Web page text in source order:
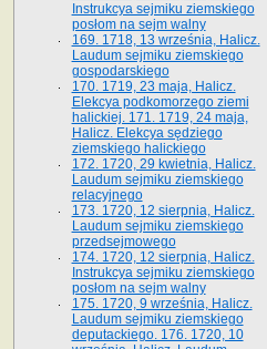
Instrukcya sejmiku ziemskiego
posłom na sejm walny
169. 1718, 13 września, Halicz.
Laudum sejmiku ziemskiego
gospodarskiego
170. 1719, 23 maja, Halicz.
Elekcya podkomorzego ziemi
halickiej. 171. 1719, 24 maja,
Halicz. Elekcya sędziego
ziemskiego halickiego
172. 1720, 29 kwietnia, Halicz.
Laudum sejmiku ziemskiego
relacyjnego
173. 1720, 12 sierpnia, Halicz.
Laudum sejmiku ziemskiego
przedsejmowego
174. 1720, 12 sierpnia, Halicz.
Instrukcya sejmiku ziemskiego
posłom na sejm walny
175. 1720, 9 września, Halicz.
Laudum sejmiku ziemskiego
deputackiego. 176. 1720, 10